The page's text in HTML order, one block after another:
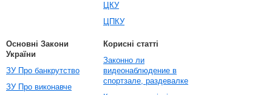
ЦКУ
ЦПКУ
Основні Закони
України
ЗУ Про банкрутство
ЗУ Про виконавче
Корисні статті
Законно ли
видеонаблюдение в
спортзале, раздевалке